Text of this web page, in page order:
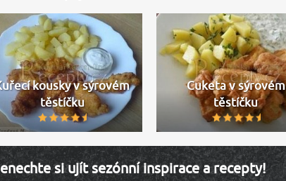
kousky v sýrovém
těstíčku
Cuketa v sýrovém
těstíčku
si ujít sezónní inspirace a recepty!